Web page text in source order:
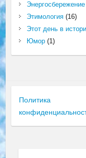
Энергосбережение
Этимология(16)
Этот день в
Юмор(1)
Политика